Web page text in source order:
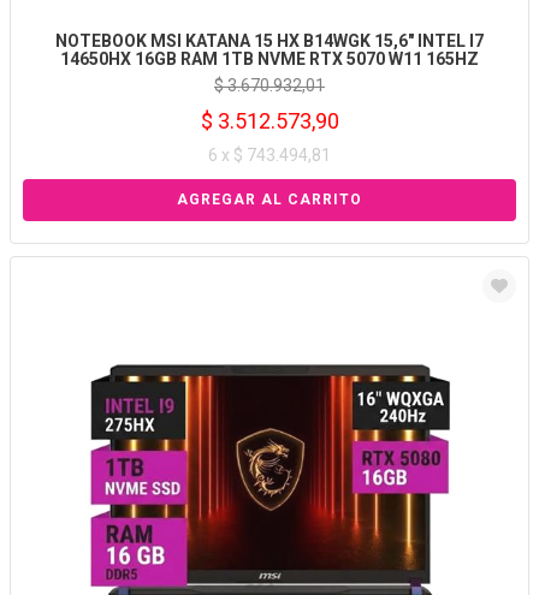
NOTEBOOK MSI KATANA 15 HX B14WGK 15,6" INTEL I7
14650HX 16GB RAM 1TB NVME RTX 5070 W11 165HZ
$ 3.670.932,01
$ 3.512.573,90
6 x $ 743.494,81